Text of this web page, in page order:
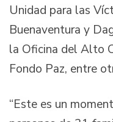
Unidad para las
Buenaventura y
la Oficina del Alto
Fondo Paz, entre
“Este es un